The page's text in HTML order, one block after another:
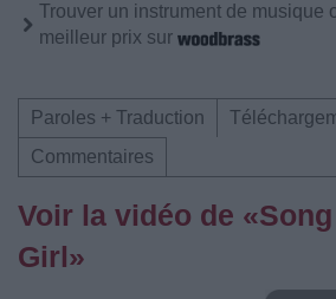
Trouver un instrument de musique
meilleur prix sur
Paroles + Traduction
Commentaires
Voir la vidéo de
Girl»